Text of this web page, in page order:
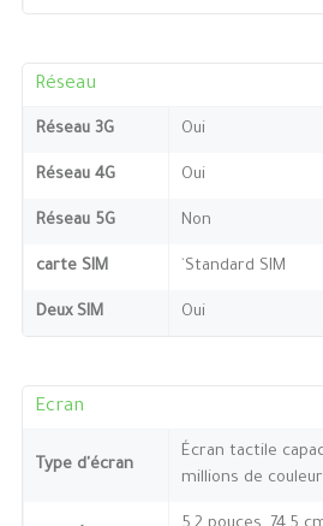
Réseau
Réseau 3G Oui
Réseau 4G Oui
Réseau 5G Non
carte SIM `Standard SIM
Deux SIM Oui
Ecran
Type d'écran
Écran tactile
millions de